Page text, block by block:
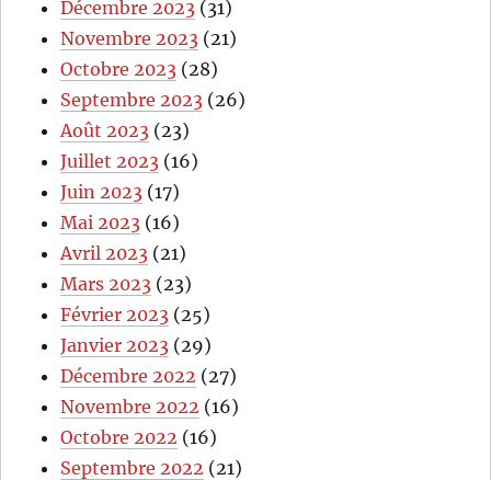
Décembre 2023 (31)
Novembre 2023 (21)
Octobre 2023 (28)
Septembre 2023 (26)
Août 2023 (23)
Juillet 2023 (16)
Juin 2023 (17)
Mai 2023 (16)
Avril 2023 (21)
Mars 2023 (23)
Février 2023 (25)
Janvier 2023 (29)
Décembre 2022 (27)
Novembre 2022 (16)
Octobre 2022 (16)
Septembre 2022 (21)